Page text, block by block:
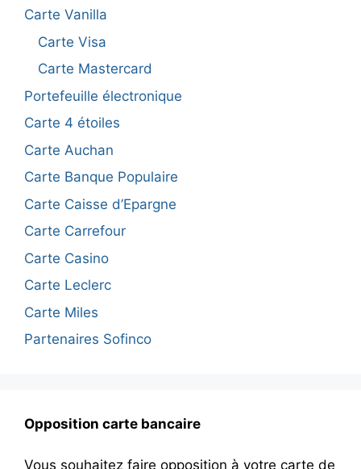
Carte Vanilla
Carte Visa
Carte Mastercard
Portefeuille électronique
Carte 4 étoiles
Carte Auchan
Carte Banque Populaire
Carte Caisse d’Epargne
Carte Carrefour
Carte Casino
Carte Leclerc
Carte Miles
Partenaires Sofinco
Opposition carte bancaire
Vous souhaitez faire opposition à votre carte de